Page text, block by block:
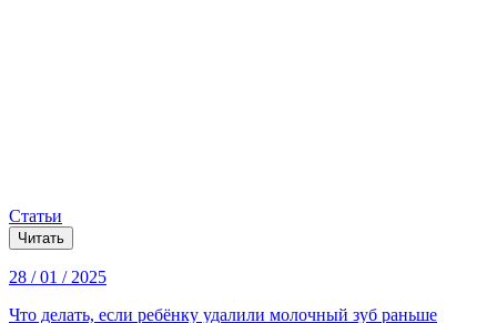
Статьи
Читать
28 / 01 / 2025
Что делать, если ребёнку удалили молочный зуб раньше